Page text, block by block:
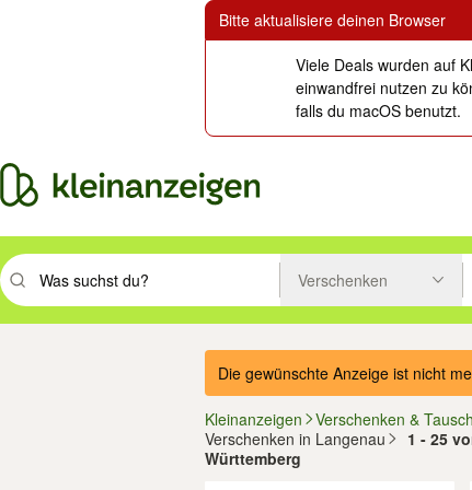
Bitte aktualisiere deinen Browser
Viele Deals wurden auf
einwandfrei nutzen zu
falls du macOS benutzt.
Suchbegriff eingeben. Eingabetaste drücken um zu suchen, oder
Verschenken
Die gewünschte Anzeige ist nicht
Kleinanzeigen
Verschenken &
Verschenken in Langenau
1 - 25
Württemberg